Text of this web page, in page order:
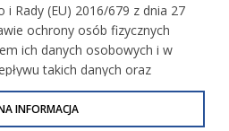
i Rady (EU) 2016/679 z dnia 27
ochrony osób fizycznych
ich danych osobowych i w
takich danych oraz
(określane jako RODO, GDPR
o Ochronie Danych
INFORMACJA